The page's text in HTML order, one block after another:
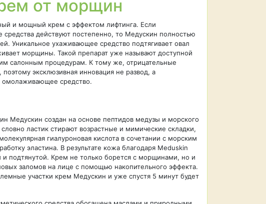
от морщин
и мощный крем с эффектом лифтинга. Если
средства действуют постепенно, то Медускин полностью
Уникальное ухаживающее средство подтягивает овал
морщины. Такой препарат уже называют доступной
салонным процедурам. К тому же, отрицательные
эксклюзивная инновация не развод, а
омолаживающее средство.
Медускин создан на основе пептидов медузы и морского
ластик стирают возрастные и мимические складки,
гиалуроновая кислота в сочетании с морским
эластина. В результате кожа благодаря Meduskin
и подтянутой. Крем не только борется с морщинами, но и
заломов на лице с помощью накопительного эффекта.
участки крем Медускин и уже спустя 5 минут будет